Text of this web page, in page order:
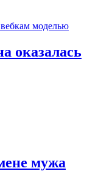
оказалась
мужа